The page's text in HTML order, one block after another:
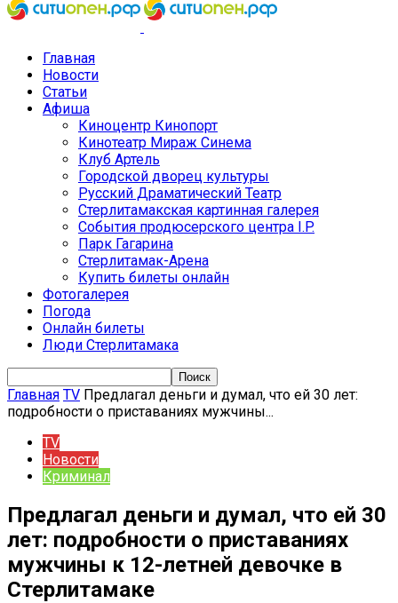
Главная
Новости
Статьи
Афиша
Киноцентр Кинопорт
Кинотеатр Мираж Синема
Клуб Артель
Городской дворец культуры
Русский Драматический Театр
Стерлитамакская картинная галерея
События продюсерского центра I.P.
Парк Гагарина
Стерлитамак-Арена
Купить билеты онлайн
Фотогалерея
Погода
Онлайн билеты
Люди Стерлитамака
Главная TV Предлагал деньги и думал, что ей 30 лет:
подробности о приставаниях мужчины...
TV
Новости
Криминал
Предлагал деньги и думал, что ей 30
лет: подробности о приставаниях
мужчины к 12-летней девочке в
Стерлитамаке